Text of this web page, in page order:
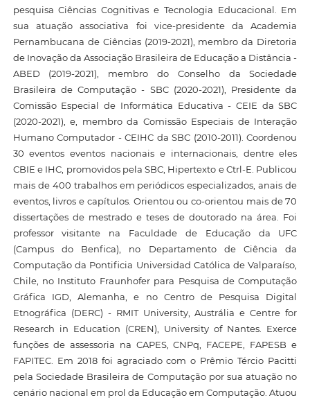
pesquisa Ciências Cognitivas e Tecnologia Educacional. Em
sua atuação associativa foi vice-presidente da Academia
Pernambucana de Ciências (2019-2021), membro da Diretoria
de Inovação da Associação Brasileira de Educação a Distância -
ABED (2019-2021), membro do Conselho da Sociedade
Brasileira de Computação - SBC (2020-2021), Presidente da
Comissão Especial de Informática Educativa - CEIE da SBC
(2020-2021), e, membro da Comissão Especiais de Interação
Humano Computador - CEIHC da SBC (2010-2011). Coordenou
30 eventos eventos nacionais e internacionais, dentre eles
CBIE e IHC, promovidos pela SBC, Hipertexto e Ctrl-E. Publicou
mais de 400 trabalhos em periódicos especializados, anais de
eventos, livros e capítulos. Orientou ou co-orientou mais de 70
dissertações de mestrado e teses de doutorado na área. Foi
professor visitante na Faculdade de Educação da UFC
(Campus do Benfica), no Departamento de Ciência da
Computação da Pontificia Universidad Católica de Valparaíso,
Chile, no Instituto Fraunhofer para Pesquisa de Computação
Gráfica IGD, Alemanha, e no Centro de Pesquisa Digital
Etnográfica (DERC) - RMIT University, Austrália e Centre for
Research in Education (CREN), University of Nantes. Exerce
funções de assessoria na CAPES, CNPq, FACEPE, FAPESB e
FAPITEC. Em 2018 foi agraciado com o Prêmio Tércio Pacitti
pela Sociedade Brasileira de Computação por sua atuação no
cenário nacional em prol da Educação em Computação. Atuou